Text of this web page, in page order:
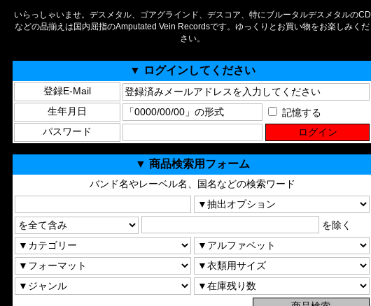
いらっしゃいませ。デスメタル、ゴアグラインド、デスコア、特にブルータルデスメタルのCD
などの品揃えは国内屈指のAmputated Vein Recordsです。ゆっくりとお買い物をお楽しみくだ
さい。
▼ ログインしてください
登録E-Mail
生年月日
記憶する
パスワード
▼ 商品検索用フォーム
バンド名やレーベル名、国名などの検索ワード
を除く